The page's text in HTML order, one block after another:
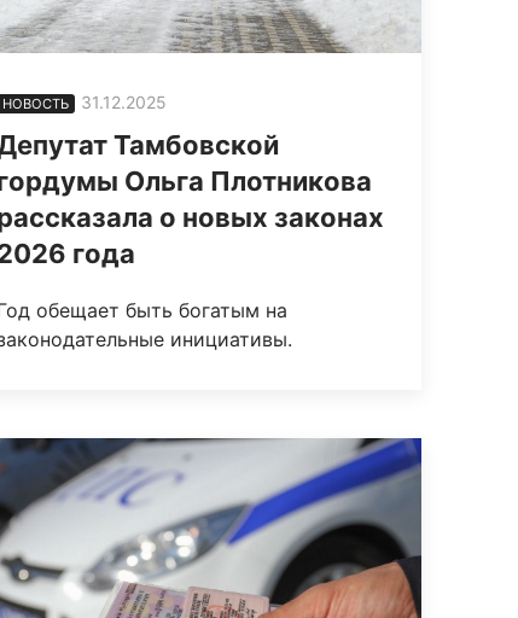
НОВОСТЬ 31.12.2025
Тамбовской
Ольга Плотникова
о новых законах
года
обещает быть богатым на
инициативы.